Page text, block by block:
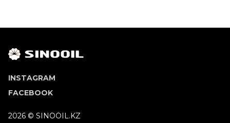
INSTAGRAM
FACEBOOK
2026 © SINOOIL.KZ